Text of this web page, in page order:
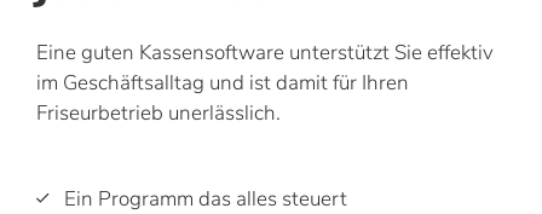
Eine guten Kassensoftware unterstützt Sie effektiv
im Geschäftsalltag und ist damit für Ihren
Friseurbetrieb unerlässlich.
Ein Programm das alles steuert